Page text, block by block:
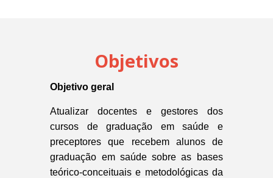
Objetivos
Objetivo geral
Atualizar docentes e gestores dos
cursos de graduação em saúde e
preceptores que recebem alunos de
graduação em saúde sobre as bases
teórico-conceituais e metodológicas da